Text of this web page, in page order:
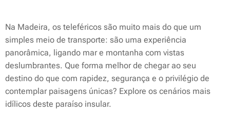
Na Madeira, os teleféricos são muito mais do que um
simples meio de transporte: são uma experiência
panorâmica, ligando mar e montanha com vistas
deslumbrantes. Que forma melhor de chegar ao seu
destino do que com rapidez, segurança e o privilégio de
contemplar paisagens únicas? Explore os cenários mais
idílicos deste paraíso insular.